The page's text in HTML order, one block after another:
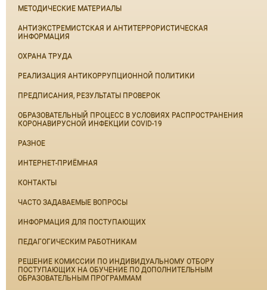
МЕТОДИЧЕСКИЕ МАТЕРИАЛЫ
АНТИЭКСТРЕМИСТСКАЯ И АНТИТЕРРОРИСТИЧЕСКАЯ
ИНФОРМАЦИЯ
ОХРАНА ТРУДА
РЕАЛИЗАЦИЯ АНТИКОРРУПЦИОННОЙ ПОЛИТИКИ
ПРЕДПИСАНИЯ, РЕЗУЛЬТАТЫ ПРОВЕРОК
ОБРАЗОВАТЕЛЬНЫЙ ПРОЦЕСС В УСЛОВИЯХ РАСПРОСТРАНЕНИЯ
КОРОНАВИРУСНОЙ ИНФЕКЦИИ COVID-19
РАЗНОЕ
ИНТЕРНЕТ-ПРИЁМНАЯ
КОНТАКТЫ
ЧАСТО ЗАДАВАЕМЫЕ ВОПРОСЫ
ИНФОРМАЦИЯ ДЛЯ ПОСТУПАЮЩИХ
ПЕДАГОГИЧЕСКИМ РАБОТНИКАМ
РЕШЕНИЕ КОМИССИИ ПО ИНДИВИДУАЛЬНОМУ ОТБОРУ
ПОСТУПАЮЩИХ НА ОБУЧЕНИЕ ПО ДОПОЛНИТЕЛЬНЫМ
ОБРАЗОВАТЕЛЬНЫМ ПРОГРАММАМ